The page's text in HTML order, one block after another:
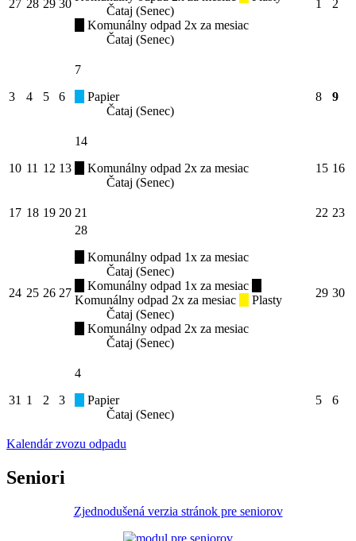
27 28 29 30
Čataj (Senec)
Komunálny odpad 2x za mesiac
Čataj (Senec)
1 2
3 4 5 6
7
Papier
Čataj (Senec)
8 9
10 11 12 13
14
Komunálny odpad 2x za mesiac
Čataj (Senec)
15 16
17 18 19 20 21 22 23
24 25 26 27
28
Komunálny odpad 1x za mesiac
Čataj (Senec)
Komunálny odpad 1x za mesiac
Komunálny odpad 2x za mesiac
Plasty
Čataj (Senec)
Komunálny odpad 2x za mesiac
Čataj (Senec)
29 30
31 1 2 3
4
Papier
Čataj (Senec)
5 6
Kalendár zvozu odpadu
Seniori
Zjednodušená verzia stránok pre seniorov